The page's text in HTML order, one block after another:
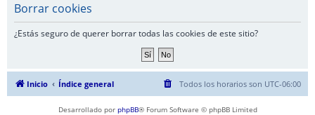
Borrar cookies
¿Estás seguro de querer borrar todas las cookies de este sitio?
Inicio Índice general Todos los horarios son UTC-06:00
Desarrollado por phpBB® Forum Software © phpBB Limited